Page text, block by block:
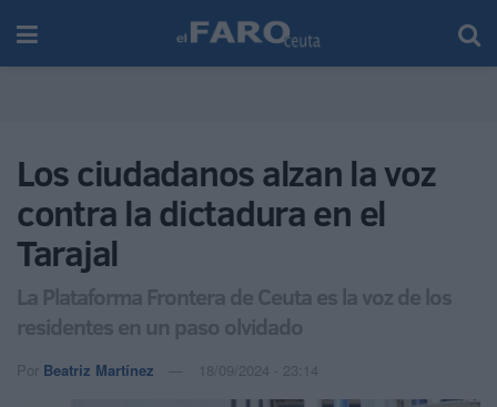
Los ciudadanos alzan la voz
contra la dictadura en el
Tarajal
La Plataforma Frontera de Ceuta es la voz de los
residentes en un paso olvidado
Por Beatriz Martínez 18/09/2024 - 23:14